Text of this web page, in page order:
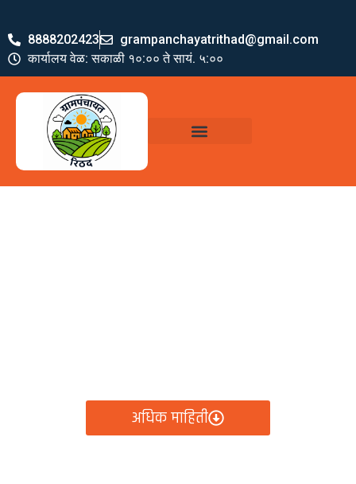
8888202423
grampanchayatrithad@gmail.com
कार्यालय वेळ: सकाळी १०:०० ते सायं. ५:००
अधिक माहिती